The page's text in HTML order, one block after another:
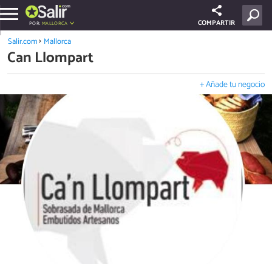
POR: MALLORCA COMPARTIR
Salir.com Mallorca
Can Llompart
+ Añade tu negocio